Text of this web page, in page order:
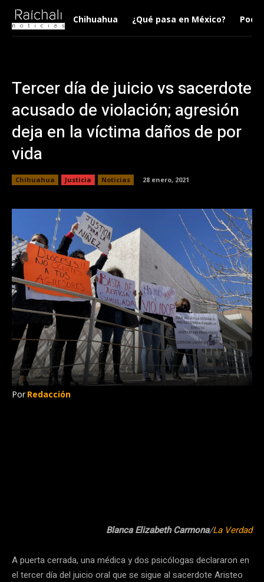
Chihuahua ¿Qué pasa en México?
Tercer día de juicio vs sacerdote
acusado de violación; agresión
deja en la víctima daños de por
vida
Chihuahua Justicia Noticias 28 enero, 2021
Por Redacción
Blanca Elizabeth Carmona/La Verdad
A puerta cerrada, una médica y dos psicólogas declararon en
el tercer día del juicio oral que se sigue al sacerdote Aristeo